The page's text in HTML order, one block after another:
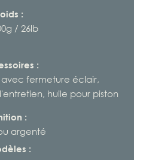
:
/ 26lb
:
avec fermeture éclair,
huile pour piston
:
argenté
: